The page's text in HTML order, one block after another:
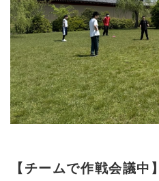
【チームで作戦会議中】